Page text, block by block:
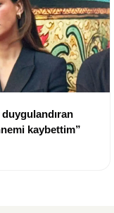
kaybettim”